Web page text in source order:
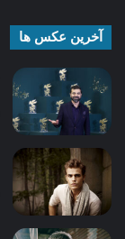
آخرین عکس ها